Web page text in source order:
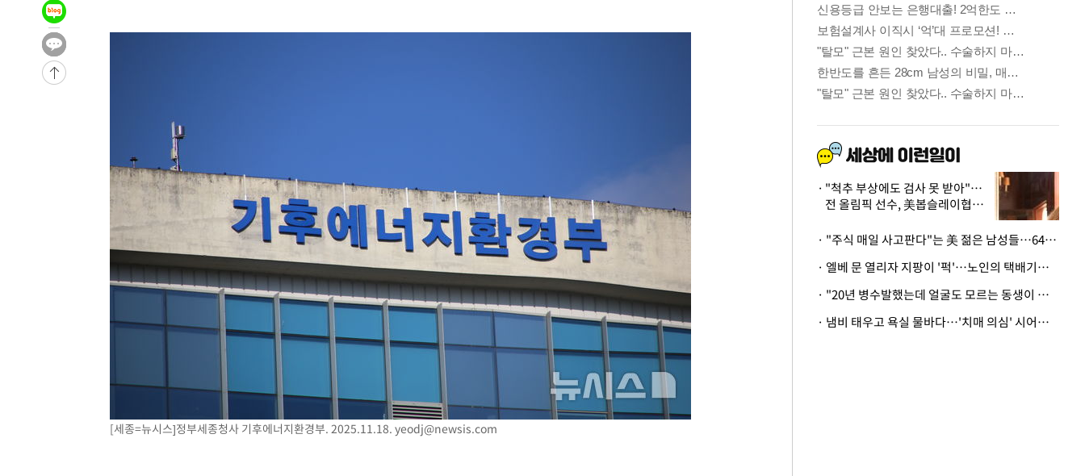
-5961초 전 >
주 날씨]
-2979초 전 >
축구협회 "압수수색·성접대 논란 사과…쇄신의 기회로 삼겠다"
-1496초 전 >
송"
2시간 전 >
[세종=뉴시스]정부세종청사 기후에너지환경부. 2025.11.18. yeodj@newsis.com
"척추 부상에도 검사 못 받아"…
전 올림픽 선수, 美봅슬레이협회
· "주식 매일 사고판다"는 美 젊은 남성들…64%가 "나는 인생의 패배자“
· 엘베 문 열리자 지팡이 '퍽'…노인의 택배기사 폭행 이유
· "20년 병수발했는데 얼굴도 모르는 동생이 유산 절반을"…배다른 형제 상속권 있을까
· 냄비 태우고 욕실 물바다…'치매 의심' 시어머니 검사 권유했다가 '날벼락'